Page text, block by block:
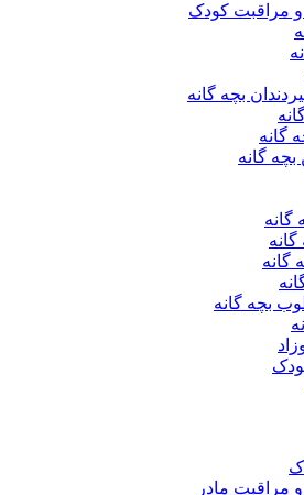
مراقبت کودک
بچه گانه
گانه
گانه
گانه
گانه
بچه گانه
مراقبت مادر